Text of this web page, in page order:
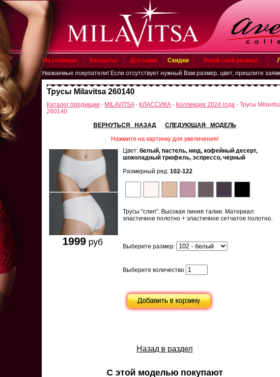
На главную Контакты Доставка Скидки Узнай свой размер
Уважаемые покупатели! Если отсутствует нужный Вам размер, цвет, пришлите заявку
Трусы Milavitsa 260140
Каталог продукции - MILAVITSA- КЛАССИКА - Коллекция 2024 года - Трусы
260140
ВЕРНУТЬСЯ НАЗАД
СЛЕДУЮЩАЯ МОДЕЛЬ
Нажмите на картинку для увеличения!
1999руб
Цвет: белый, пастель, нюд, кофейный десерт,
шоколадный трюфель, эспрессо, чёрный
Размерный ряд: 102-122
Трусы "слип". Высокая линия талии. Материал:
эластичное полотно + эластичное сетчатое полотно.
Выберите размер:
Выберите количество
Назад в раздел
С этой моделью покупают